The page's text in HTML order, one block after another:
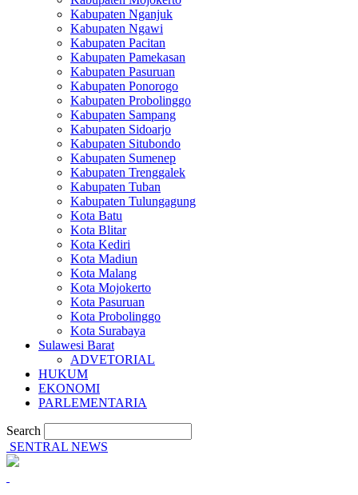
Kabupaten Nganjuk
Kabupaten Ngawi
Kabupaten Pacitan
Kabupaten Pamekasan
Kabupaten Pasuruan
Kabupaten Ponorogo
Kabupaten Probolinggo
Kabupaten Sampang
Kabupaten Sidoarjo
Kabupaten Situbondo
Kabupaten Sumenep
Kabupaten Trenggalek
Kabupaten Tuban
Kabupaten Tulungagung
Kota Batu
Kota Blitar
Kota Kediri
Kota Madiun
Kota Malang
Kota Mojokerto
Kota Pasuruan
Kota Probolinggo
Kota Surabaya
Sulawesi Barat
ADVETORIAL
HUKUM
EKONOMI
PARLEMENTARIA
Search
SENTRAL NEWS